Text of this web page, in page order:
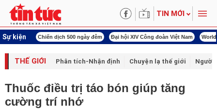
TIN MỚI
Sự kiện
ngày đêm Đại hội XIV Công đoàn Việt Nam World Cup 2026 Kỳ họp thứ
THẾ GIỚI Phân tích-Nhận định Chuyện lạ thế giới Người
Thuốc điều trị táo bón giúp tăng
cường trí nhớ